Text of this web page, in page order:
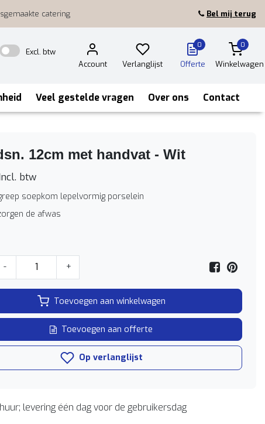
catering Bel mij terug
Excl. btw
Account
Verlanglijst
0
Offerte
0
Winkelwagen
Veel gestelde vragen Over ons Contact
12cm met handvat - Wit
btw
soepkom lepelvormig porselein
de afwas
- +
Toevoegen aan winkelwagen
Toevoegen aan offerte
Op verlanglijst
levering één dag voor de gebruikersdag